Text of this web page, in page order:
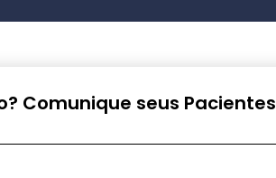
Comunique seus Pacientes